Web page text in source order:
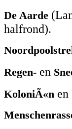
De Aarde
halfrond).
Regen- en
KoloniÃ«n en